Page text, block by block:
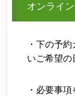
オンライ
・下の予
いご希望の
・必要事